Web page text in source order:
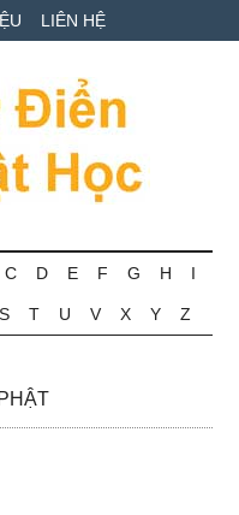
LIÊN HỆ
C D E F G H I
S T U V X Y Z